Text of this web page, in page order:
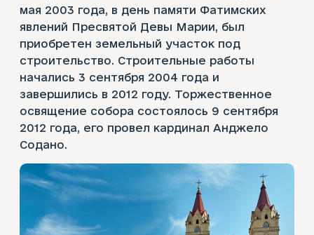
мая 2003 года, в день памяти Фатимских
явлений Пресвятой Девы Марии, был
приобретен земельный участок под
строительство. Строительные работы
начались 3 сентября 2004 года и
завершились в 2012 году. Торжественное
освящение собора состоялось 9 сентября
2012 года, его провел кардинал Анджело
Содано.